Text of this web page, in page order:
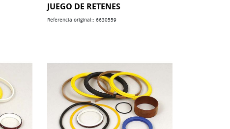
JUEGO DE RETENES
Referencia original:: 6630559